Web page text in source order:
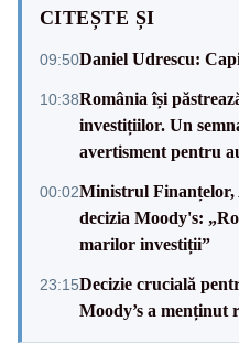
CITEȘTE ȘI
09:50Daniel Udrescu:
10:38România își
investițiilor. Un
avertisment pentru
00:02Ministrul Finanțelor,
decizia Moody's:
marilor investiții”
23:15Decizie crucială
Moody’s a menținut